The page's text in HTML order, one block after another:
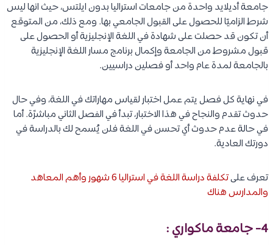
جامعة أديلايد واحدة من جامعات استراليا بدون ايلتس، حيث انها ليس
شرط الزاميًا للحصول على القبول الجامعي بها. ومع ذلك، من المتوقع
أن تكون قد حصلت على شهادة في اللغة الإنجليزية أو الحصول على
قبول مشروط من الجامعة وإكمال برنامج مسار اللغة الإنجليزية
بالجامعة لمدة عام واحد أو فصلين دراسيين.
في نهاية كل فصل يتم عمل اختبار لقياس مهاراتك في اللغة، وفي حال
حدوث تقدم والنجاح في هذا الاختبار، تبدأ في الفصل الثاني مباشرًة. أما
في حالة عدم حدوث أي تحسن في اللغة فلن يُسمح لك بالدراسة في
دورتك العادية.
تعرف على
تكلفة دراسة اللغة في استراليا 6 شهور وأهم المعاهد
والمدارس هناك
4- جامعة ماكواري :